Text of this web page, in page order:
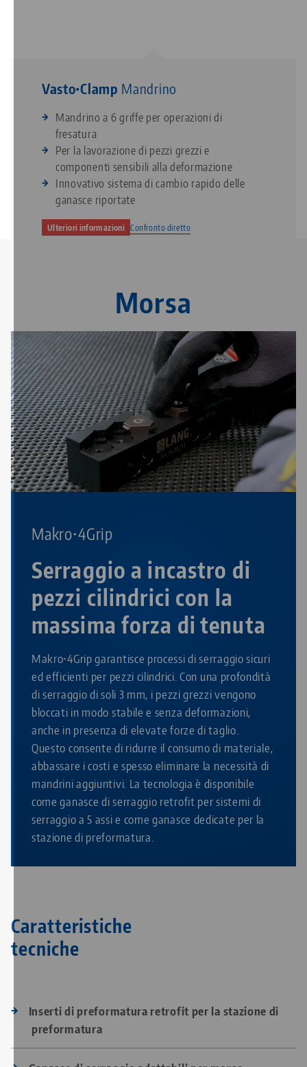
Preci•PointMandrino a pinza
Mandrino a pinza per operazioni di fresatura
Per il serraggio di pezzi tondi da Ø 3 mm a Ø
34 mm
Utilizzo di pinze ER 32 ed ER 50 standard
Ulteriori informazioni
Morsa
Serraggio a incastro di
pezzi cilindrici con la
massima forza di tenuta
Makro•4Grip garantisce processi di serraggio sicuri
ed efficienti per pezzi cilindrici. Con una profondità
di serraggio di soli 3 mm, i pezzi grezzi vengono
bloccati in modo stabile e senza deformazioni,
anche in presenza di elevate forze di taglio.
Questo consente di ridurre il consumo di materiale,
abbassare i costi e spesso eliminare la necessità di
mandrini aggiuntivi. La tecnologia è disponibile
come ganasce di serraggio retrofit per sistemi di
serraggio a 5 assi e come ganasce dedicate per la
stazione di preformatura.
Makro•4Grip
Caratteristiche
tecniche
Inserti di preformatura retrofit per la stazione di
preformatura